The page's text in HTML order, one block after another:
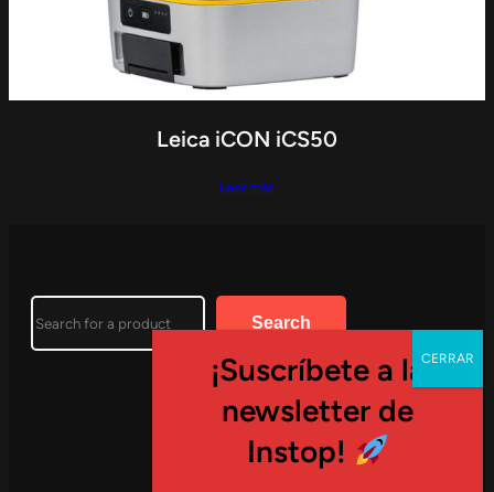
Leica iCON iCS50
Leer más
Search
¡Suscríbete a la
newsletter de
Instop!